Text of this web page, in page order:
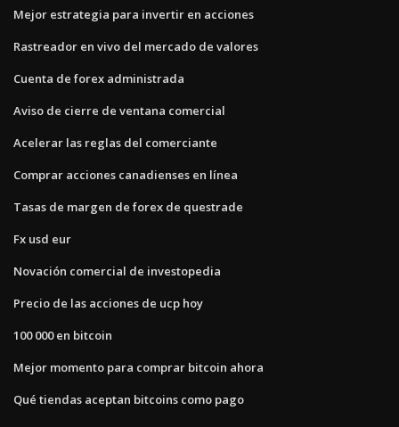
Mejor estrategia para invertir en acciones
Rastreador en vivo del mercado de valores
Cuenta de forex administrada
Aviso de cierre de ventana comercial
Acelerar las reglas del comerciante
Comprar acciones canadienses en línea
Tasas de margen de forex de questrade
Fx usd eur
Novación comercial de investopedia
Precio de las acciones de ucp hoy
100 000 en bitcoin
Mejor momento para comprar bitcoin ahora
Qué tiendas aceptan bitcoins como pago